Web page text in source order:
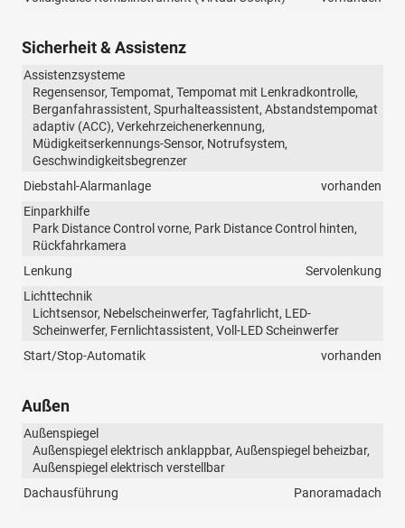
Sicherheit & Assistenz
Assistenzsysteme
Regensensor, Tempomat, Tempomat mit Lenkradkontrolle,
Berganfahrassistent, Spurhalteassistent, Abstandstempomat
adaptiv (ACC), Verkehrzeichenerkennung,
Müdigkeitserkennungs-Sensor, Notrufsystem,
Geschwindigkeitsbegrenzer
Diebstahl-Alarmanlage
vorhanden
Einparkhilfe
Park Distance Control vorne, Park Distance Control hinten,
Rückfahrkamera
Lenkung
Servolenkung
Lichttechnik
Lichtsensor, Nebelscheinwerfer, Tagfahrlicht, LED-
Scheinwerfer, Fernlichtassistent, Voll-LED Scheinwerfer
Start/Stop-Automatik
vorhanden
Außen
Außenspiegel
Außenspiegel elektrisch anklappbar, Außenspiegel beheizbar,
Außenspiegel elektrisch verstellbar
Dachausführung
Panoramadach